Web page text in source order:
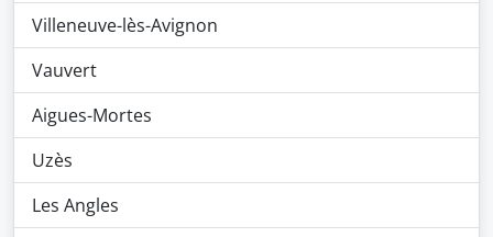
Villeneuve-lès-Avignon
Vauvert
Aigues-Mortes
Uzès
Les Angles